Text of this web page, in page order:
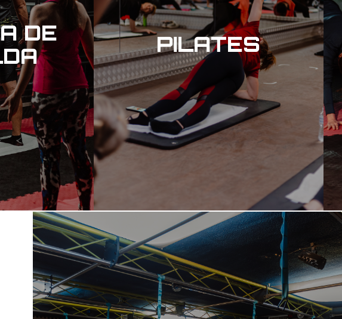
DE
PILATES